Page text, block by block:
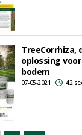
TreeCorrhiza,
oplossing
bodem
07-05-2021 42